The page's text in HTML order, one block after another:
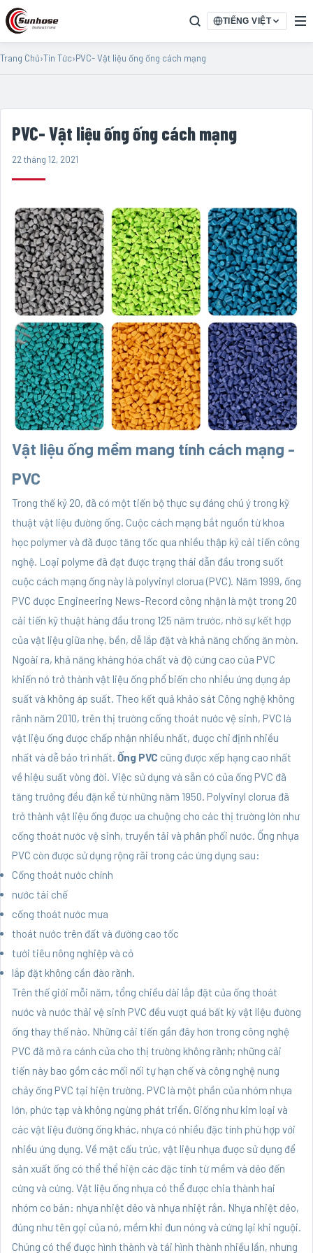
TIẾNG VIỆT
Trang Chủ›Tin Tức›PVC- Vật liệu ống ống cách mạng
PVC- Vật liệu ống ống cách mạng
22 tháng 12, 2021
Vật liệu ống mềm mang tính cách mạng -
PVC
Trong thế kỷ 20, đã có một tiến bộ thực sự đáng chú ý trong kỹ
thuật vật liệu đường ống. Cuộc cách mạng bắt nguồn từ khoa
học polymer và đã được tăng tốc qua nhiều thập kỷ cải tiến công
nghệ. Loại polyme đã đạt được trạng thái dẫn đầu trong suốt
cuộc cách mạng ống này là polyvinyl clorua (PVC). Năm 1999, ống
PVC được Engineering News-Record công nhận là một trong 20
cải tiến kỹ thuật hàng đầu trong 125 năm trước, nhờ sự kết hợp
của vật liệu giữa nhẹ, bền, dễ lắp đặt và khả năng chống ăn mòn.
Ngoài ra, khả năng kháng hóa chất và độ cứng cao của PVC
khiến nó trở thành vật liệu ống phổ biến cho nhiều ứng dụng áp
suất và không áp suất. Theo kết quả khảo sát Công nghệ không
rãnh năm 2010, trên thị trường cống thoát nước vệ sinh, PVC là
vật liệu ống được chấp nhận nhiều nhất, được chỉ định nhiều
nhất và dễ bảo trì nhất. Ống PVC cũng được xếp hạng cao nhất
về hiệu suất vòng đời. Việc sử dụng và sẵn có của ống PVC đã
tăng trưởng đều đặn kể từ những năm 1950. Polyvinyl clorua đã
trở thành vật liệu ống được ưa chuộng cho các thị trường lớn như
cống thoát nước vệ sinh, truyền tải và phân phối nước. Ống nhựa
PVC còn được sử dụng rộng rãi trong các ứng dụng sau:
Cống thoát nước chính
nước tái chế
cống thoát nước mưa
thoát nước trên đất và đường cao tốc
tưới tiêu nông nghiệp và cỏ
lắp đặt không cần đào rãnh.
Trên thế giới mỗi năm, tổng chiều dài lắp đặt của ống thoát
nước và nước thải vệ sinh PVC đều vượt quá bất kỳ vật liệu đường
ống thay thế nào. Những cải tiến gần đây hơn trong công nghệ
PVC đã mở ra cánh cửa cho thị trường không rãnh; những cải
tiến này bao gồm các mối nối tự hạn chế và công nghệ nung
chảy ống PVC tại hiện trường. PVC là một phần của nhóm nhựa
lớn, phức tạp và không ngừng phát triển. Giống như kim loại và
các vật liệu đường ống khác, nhựa có nhiều đặc tính phù hợp với
nhiều ứng dụng. Về mặt cấu trúc, vật liệu nhựa được sử dụng để
sản xuất ống có thể thể hiện các đặc tính từ mềm và dẻo đến
cứng và cứng. Vật liệu ống nhựa có thể được chia thành hai
nhóm cơ bản: nhựa nhiệt dẻo và nhựa nhiệt rắn. Nhựa nhiệt dẻo,
đúng như tên gọi của nó, mềm khi đun nóng và cứng lại khi nguội.
Chúng có thể được hình thành và tái hình thành nhiều lần, nhưng